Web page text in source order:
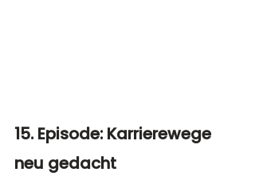
15. Episode: Karrierewege
neu gedacht